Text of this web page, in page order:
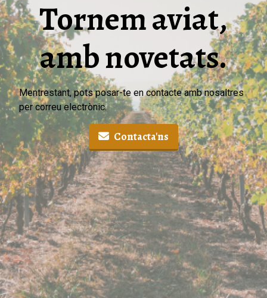
Tornem aviat,
amb novetats.
Mentrestant, pots posar-te en contacte amb nosaltres
per correu electrònic.
Contacta'ns